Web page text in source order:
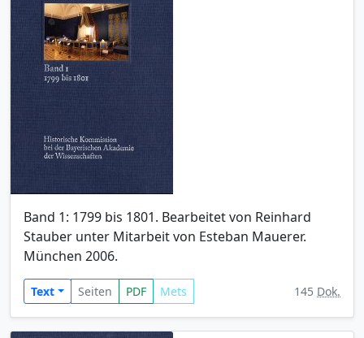
Band 1: 1799 bis 1801. Bearbeitet von Reinhard
Stauber unter Mitarbeit von Esteban Mauerer.
München 2006.
Text Seiten PDF Mets 145 Dok.